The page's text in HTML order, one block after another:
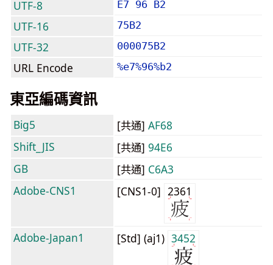
UTF-8 E7 96 B2
UTF-16 75B2
UTF-32 000075B2
URL Encode %e7%96%b2
東亞編碼資訊
Big5 [共通] AF68
Shift_JIS
[共通] 94E6
GB
[共通] C6A3
Adobe-CNS1
[CNS1-0] 2361
Adobe-Japan1 [Std] (aj1) 3452